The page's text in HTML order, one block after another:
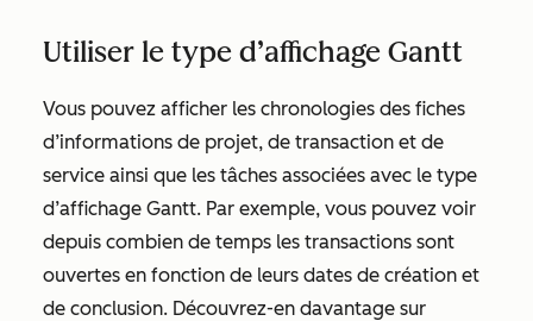
Utiliser le type d’affichage Gantt
Vous pouvez afficher les chronologies des fiches
d’informations de projet, de transaction et de
service ainsi que les tâches associées avec le type
d’affichage Gantt. Par exemple, vous pouvez voir
depuis combien de temps les transactions sont
ouvertes en fonction de leurs dates de création et
de conclusion. Découvrez-en davantage sur